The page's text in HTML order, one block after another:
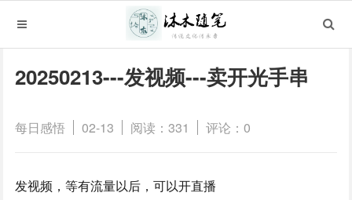
20250213---发视频---卖开光手串
每日感悟 02-13 阅读：331 评论：0
发视频，等有流量以后，可以开直播